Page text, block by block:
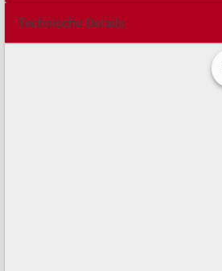
Technische Details